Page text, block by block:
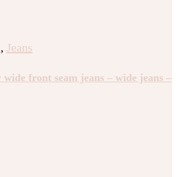
, Jeans
front seam jeans – wide jeans –